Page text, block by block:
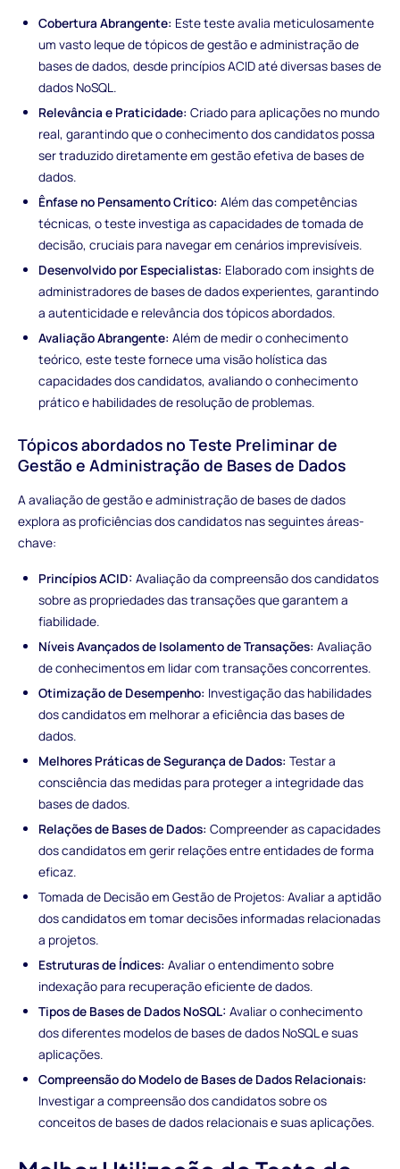
Cobertura Abrangente: Este teste avalia meticulosamente
um vasto leque de tópicos de gestão e administração de
bases de dados, desde princípios ACID até diversas bases de
dados NoSQL.
Relevância e Praticidade: Criado para aplicações no mundo
real, garantindo que o conhecimento dos candidatos possa
ser traduzido diretamente em gestão efetiva de bases de
dados.
Ênfase no Pensamento Crítico: Além das competências
técnicas, o teste investiga as capacidades de tomada de
decisão, cruciais para navegar em cenários imprevisíveis.
Desenvolvido por Especialistas: Elaborado com insights de
administradores de bases de dados experientes, garantindo
a autenticidade e relevância dos tópicos abordados.
Avaliação Abrangente: Além de medir o conhecimento
teórico, este teste fornece uma visão holística das
capacidades dos candidatos, avaliando o conhecimento
prático e habilidades de resolução de problemas.
Tópicos abordados no Teste Preliminar de
Gestão e Administração de Bases de Dados
A avaliação de gestão e administração de bases de dados
explora as proficiências dos candidatos nas seguintes áreas-
chave:
Princípios ACID: Avaliação da compreensão dos candidatos
sobre as propriedades das transações que garantem a
fiabilidade.
Níveis Avançados de Isolamento de Transações: Avaliação
de conhecimentos em lidar com transações concorrentes.
Otimização de Desempenho: Investigação das habilidades
dos candidatos em melhorar a eficiência das bases de
dados.
Melhores Práticas de Segurança de Dados: Testar a
consciência das medidas para proteger a integridade das
bases de dados.
Relações de Bases de Dados: Compreender as capacidades
dos candidatos em gerir relações entre entidades de forma
eficaz.
Tomada de Decisão em Gestão de Projetos: Avaliar a aptidão
dos candidatos em tomar decisões informadas relacionadas
a projetos.
Estruturas de Índices: Avaliar o entendimento sobre
indexação para recuperação eficiente de dados.
Tipos de Bases de Dados NoSQL: Avaliar o conhecimento
dos diferentes modelos de bases de dados NoSQL e suas
aplicações.
Compreensão do Modelo de Bases de Dados Relacionais:
Investigar a compreensão dos candidatos sobre os
conceitos de bases de dados relacionais e suas aplicações.